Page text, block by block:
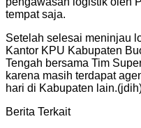
tempat saja.
Setelah selesai meninjau
Kantor KPU Kabupaten
Tengah bersama Tim
karena masih terdapat
hari di Kabupaten
Berita Terkait